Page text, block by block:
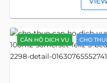
CĂN HỘ DỊCH VỤ CHO